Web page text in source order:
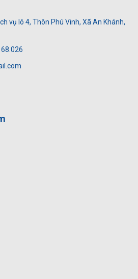
vụ lô 4, Thôn Phú Vinh, Xã An Khánh,